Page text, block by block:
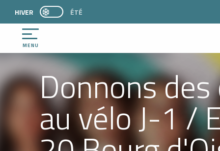
contenu
principal
PAGE D’ACCUEIL ACTUELLE HIVER : PASSER EN MODE ÉTÉ
HIVER PAGE D’ACCUEIL ACTUELLE HIVER : PASSER EN
ÉTÉ
MENU
Donnons
au vélo J-1 /